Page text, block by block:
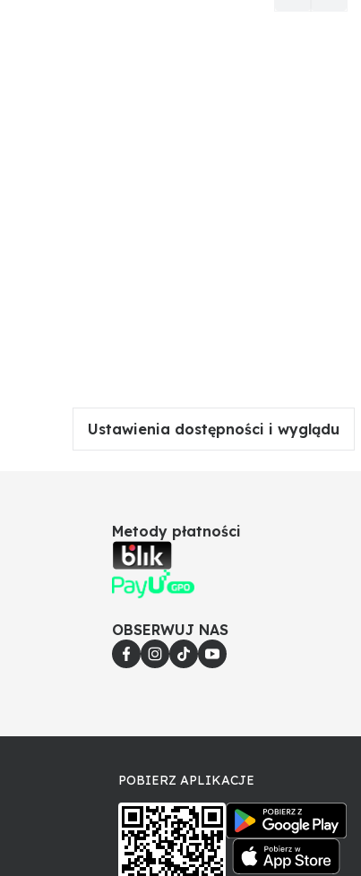
Ustawienia dostępności i wyglądu
Metody płatności
OBSERWUJ NAS
POBIERZ APLIKACJE